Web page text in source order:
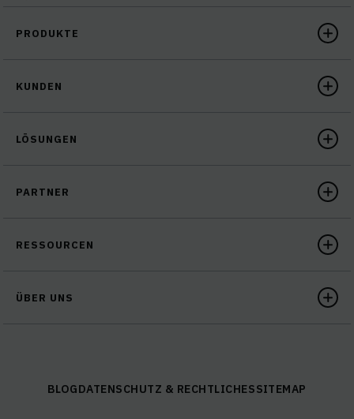
PRODUKTE
KUNDEN
LÖSUNGEN
PARTNER
RESSOURCEN
ÜBER UNS
BLOGDATENSCHUTZ & RECHTLICHESSITEMAP